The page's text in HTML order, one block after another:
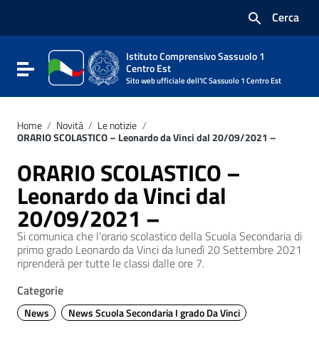
Vai al footer
Cerca
Attiva / disattiva la navigazione
Istituto Comprensivo Sassuolo 1
Centro Est
Sito web ufficiale dell'IC Sassuolo 1 Centro Est
Home / Novità / Le notizie /
ORARIO SCOLASTICO – Leonardo da Vinci dal 20/09/2021 –
ORARIO SCOLASTICO –
Leonardo da Vinci dal
20/09/2021 –
Si comunica che l’orario scolastico della Scuola Secondaria di
primo grado Leonardo da Vinci da lunedì 20 Settembre 2021
riprenderà per tutte le classi dalle ore 7.
Categorie
News News Scuola Secondaria I grado Da Vinci